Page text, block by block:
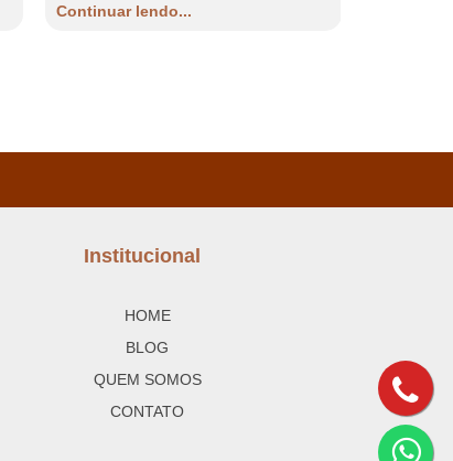
Continuar lendo...
Institucional
HOME
BLOG
QUEM SOMOS
CONTATO